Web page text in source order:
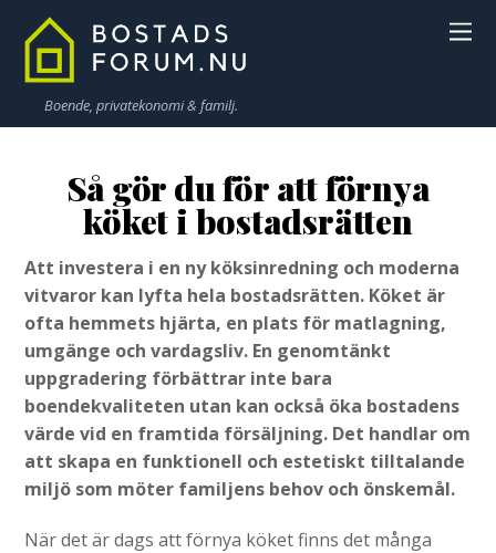
Boende, privatekonomi & familj.
Så gör du för att förnya
köket i bostadsrätten
Att investera i en ny köksinredning och moderna
vitvaror kan lyfta hela bostadsrätten. Köket är
ofta hemmets hjärta, en plats för matlagning,
umgänge och vardagsliv. En genomtänkt
uppgradering förbättrar inte bara
boendekvaliteten utan kan också öka bostadens
värde vid en framtida försäljning. Det handlar om
att skapa en funktionell och estetiskt tilltalande
miljö som möter familjens behov och önskemål.
När det är dags att förnya köket finns det många